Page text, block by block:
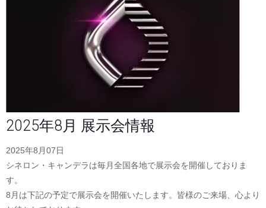
2025年8月 展示会情報
2025年8月07日
シネロン・キャンデラは毎月全国各地で展示会を開催しておりま
す。
8月は下記の予定で展示会を開催いたします。皆様のご来場、心より